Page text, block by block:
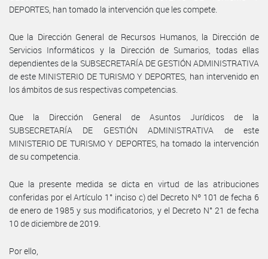
DEPORTES, han tomado la intervención que les compete.
Que la Dirección General de Recursos Humanos, la Dirección de
Servicios Informáticos y la Dirección de Sumarios, todas ellas
dependientes de la SUBSECRETARÍA DE GESTIÓN ADMINISTRATIVA
de este MINISTERIO DE TURISMO Y DEPORTES, han intervenido en
los ámbitos de sus respectivas competencias.
Que la Dirección General de Asuntos Jurídicos de la
SUBSECRETARÍA DE GESTIÓN ADMINISTRATIVA de este
MINISTERIO DE TURISMO Y DEPORTES, ha tomado la intervención
de su competencia.
Que la presente medida se dicta en virtud de las atribuciones
conferidas por el Artículo 1° inciso c) del Decreto Nº 101 de fecha 6
de enero de 1985 y sus modificatorios, y el Decreto N° 21 de fecha
10 de diciembre de 2019.
Por ello,